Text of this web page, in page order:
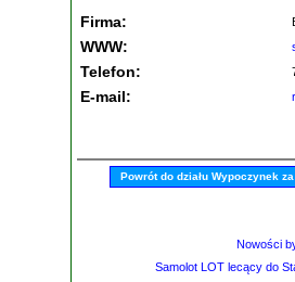
Firma:
WWW:
Telefon:
E-mail:
Powrót do działu Wypoczynek
Nowości
Samolot LOT lecący do